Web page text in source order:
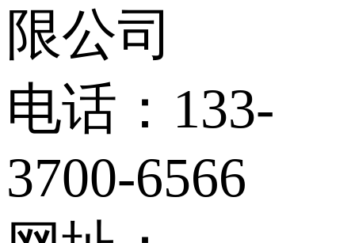
限公司
电话： 133-
3700-6566